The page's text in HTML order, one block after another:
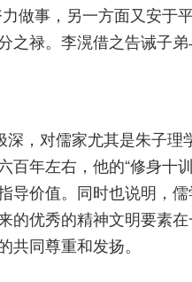
做事，另一方面又安于
之禄。李滉借之告诫子弟
深，对儒家尤其是朱子理
年左右，他的“修身十
导价值。同时也说明，
的优秀的精神文明要素在
同尊重和发扬。